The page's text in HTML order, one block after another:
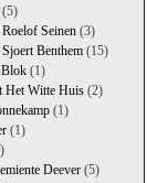
Seinen(3)
Benthem(15)
Blok(1)
Het Witte Huis(2)
(1)
(1)
Deever(5)